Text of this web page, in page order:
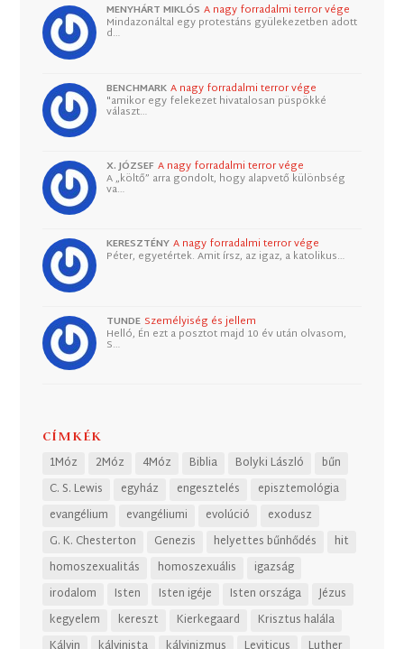
MENYHÁRT MIKLÓS A nagy forradalmi terror vége
Mindazonáltal egy protestáns gyülekezetben adott
d…
BENCHMARK A nagy forradalmi terror vége
"amikor egy felekezet hivatalosan püspökké
választ…
X. JÓZSEF A nagy forradalmi terror vége
A „költő” arra gondolt, hogy alapvető különbség
va…
KERESZTÉNY A nagy forradalmi terror vége
Péter, egyetértek. Amit írsz, az igaz, a katolikus…
TUNDE Személyiség és jellem
Helló, Én ezt a posztot majd 10 év után olvasom,
S…
CÍMKÉK
1Móz 2Móz 4Móz Biblia Bolyki László
bűn
C. S. Lewis
egyház engesztelés
episztemológia
evangélium
evangéliumi evolúció
exodusz
G. K. Chesterton
Genezis helyettes bűnhődés
hit
homoszexualitás
homoszexuális
igazság
irodalom
Isten Isten igéje Isten országa
Jézus
kegyelem
kereszt Kierkegaard
Krisztus halála